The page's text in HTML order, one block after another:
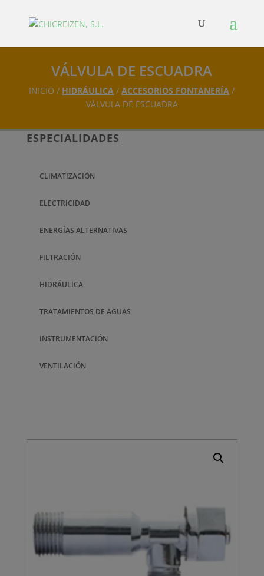
VÁLVULA DE ESCUADRA
INICIO / HIDRÁULICA /ACCESORIOS FONTANERÍA /
VÁLVULA DE ESCUADRA
ESPECIALIDADES
CLIMATIZACIÓN
ELECTRICIDAD
ENERGÍAS ALTERNATIVAS
FILTRACIÓN
HIDRÁULICA
TRATAMIENTOS DE AGUAS
INSTRUMENTACIÓN
VENTILACIÓN